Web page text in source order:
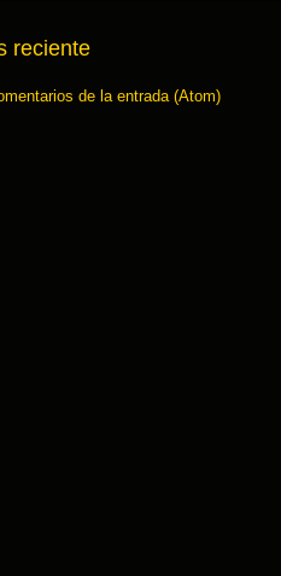
reciente
de la entrada (Atom)